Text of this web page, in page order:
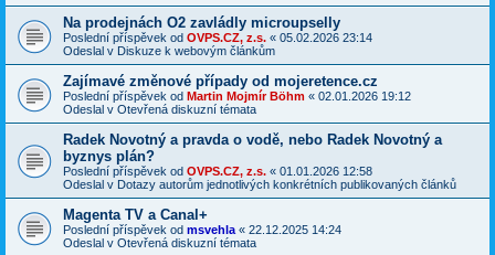
Na prodejnách O2 zavládly microupselly
Poslední příspěvek od OVPS.CZ, z.s. « 05.02.2026 23:14
Odeslal v Diskuze k webovým článkům
Zajímavé změnové případy od mojeretence.cz
Poslední příspěvek od Martin Mojmír Böhm « 02.01.2026 19:12
Odeslal v Otevřená diskuzní témata
Radek Novotný a pravda o vodě, nebo Radek Novotný a
byznys plán?
Poslední příspěvek od OVPS.CZ, z.s. « 01.01.2026 12:58
Odeslal v Dotazy autorům jednotlivých konkrétních publikovaných článků
Magenta TV a Canal+
Poslední příspěvek od msvehla « 22.12.2025 14:24
Odeslal v Otevřená diskuzní témata